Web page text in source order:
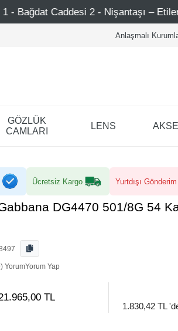
- Nişantaşı – Etiler – Ataşehir
Anlaşmalı
GÖZLÜK
CAMLARI
LENS
Ücretsiz Kargo Yurtdışı Gönderim
DG4470 501/8G 54
YorumYorum Yap
TL
1.830,42 TL